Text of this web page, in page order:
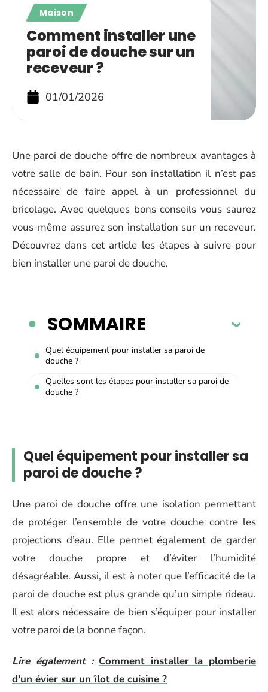
Maison
Comment installer une
paroi de douche sur un
receveur ?
01/01/2026
Une paroi de douche offre de nombreux avantages à
votre salle de bain. Pour son installation il n’est pas
nécessaire de faire appel à un professionnel du
bricolage. Avec quelques bons conseils vous saurez
vous-même assurez son installation sur un receveur.
Découvrez dans cet article les étapes à suivre pour
bien installer une paroi de douche.
SOMMAIRE
Quel équipement pour installer sa paroi de
douche ?
Quelles sont les étapes pour installer sa paroi de
douche ?
Quel équipement pour installer sa
paroi de douche ?
Une paroi de douche offre une isolation permettant
de protéger l’ensemble de votre douche contre les
projections d’eau. Elle permet également de garder
votre douche propre et d’éviter l’humidité
désagréable. Aussi, il est à noter que l’efficacité de la
paroi de douche est plus grande qu’un simple rideau.
Il est alors nécessaire de bien s’équiper pour installer
votre paroi de la bonne façon.
Lire également : Comment installer la plomberie
d'un évier sur un îlot de cuisine ?